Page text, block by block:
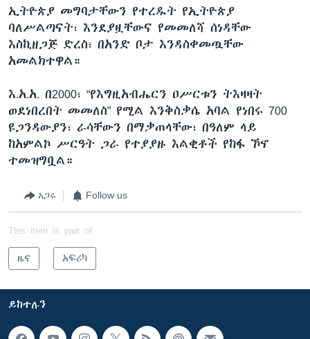
ኢትዮጵያ መግባታቸውን የተረዱት የኢትዮጵያ
ባለሥልጣናት፣ እንደያዟቸውና የመመለሻ ሰነዳቸው
እስኪዘጋጅ ድረስ፣ በአንድ ቦታ እንዳስቀመጧቸው
አመልክተዋል።
እ.አ.አ. በ2000፣ “የእግዚአብሔርን ዐሥርቱን ትእዛዛት
ወደነበረበት መመለስ” የሚል እንቅስቃሴ አባል የነበሩ 700
ዩጋንዳውያን፣ ራሳቸውን በማቃጠላቸው፣ በዓለም ላይ
ከአምልኮ ሥርዓት ጋራ የተያያዙ እልቂቶች የከፋ ኾኖ
ተመዝግቧል።
አጋሩ Follow us
This item is part of
ዜና አፍሪካ
ይከተሉን